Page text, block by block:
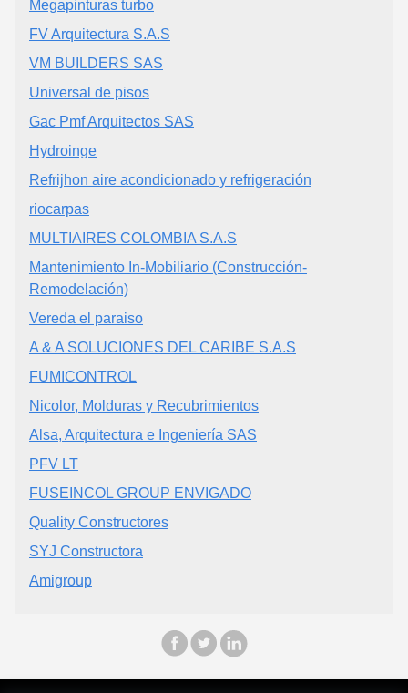
Megapinturas turbo
FV Arquitectura S.A.S
VM BUILDERS SAS
Universal de pisos
Gac Pmf Arquitectos SAS
Hydroinge
Refrijhon aire acondicionado y refrigeración
riocarpas
MULTIAIRES COLOMBIA S.A.S
Mantenimiento In-Mobiliario (Construcción-
Remodelación)
Vereda el paraiso
A & A SOLUCIONES DEL CARIBE S.A.S
FUMICONTROL
Nicolor, Molduras y Recubrimientos
Alsa, Arquitectura e Ingeniería SAS
PFV LT
FUSEINCOL GROUP ENVIGADO
Quality Constructores
SYJ Constructora
Amigroup